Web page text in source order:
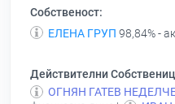
Собственост:
ЕЛЕНА ГРУП 98,84% -
Действителни
ОГНЯН ГАТЕВ